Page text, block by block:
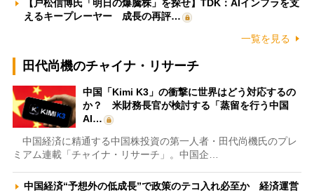
【戸松信博氏「明日の爆騰株」を探せ】TDK：AIインフラを支
えるキープレーヤー 成長の再評…
一覧を見る
田代尚機のチャイナ・リサーチ
中国「Kimi K3」の衝撃に世界はどう対応するの
か？ 米財務長官が検討する「蒸留を行う中国
AI…
中国経済に精通する中国株投資の第一人者・田代尚機氏のプレ
ミアム連載「チャイナ・リサーチ」。中国企…
中国経済“予想外の低成長”で政策のテコ入れ必至か 経済運営